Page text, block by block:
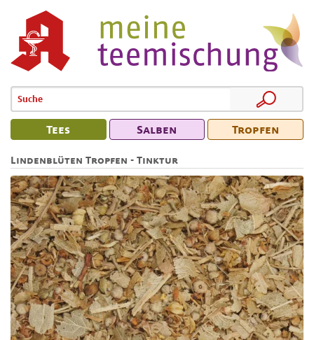
Tees Salben Tropfen
Lindenblüten Tropfen - Tinktur